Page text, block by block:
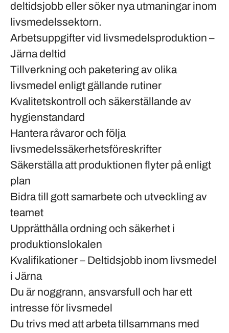
deltidsjobb eller söker nya utmaningar inom
livsmedelssektorn.
Arbetsuppgifter vid livsmedelsproduktion –
Järna deltid
Tillverkning och paketering av olika
livsmedel enligt gällande rutiner
Kvalitetskontroll och säkerställande av
hygienstandard
Hantera råvaror och följa
livsmedelssäkerhetsföreskrifter
Säkerställa att produktionen flyter på enligt
plan
Bidra till gott samarbete och utveckling av
teamet
Upprätthålla ordning och säkerhet i
produktionslokalen
Kvalifikationer – Deltidsjobb inom livsmedel
i Järna
Du är noggrann, ansvarsfull och har ett
intresse för livsmedel
Du trivs med att arbeta tillsammans med